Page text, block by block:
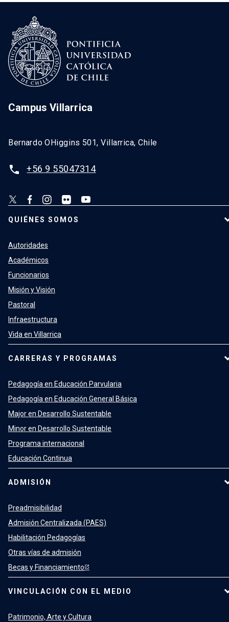
Campus Villarrica
Bernardo OHiggins 501, Villarrica, Chile
phone +56 9 55047314
QUIÉNES SOMOS
Autoridades
Académicos
Funcionarios
Misión y Visión
Pastoral
Infraestructura
Vida en Villarrica
CARRERAS Y PROGRAMAS
Pedagogía en Educación Parvularia
Pedagogía en Educación General Básica
Major en Desarrollo Sustentable
Minor en Desarrollo Sustentable
Programa internacional
Educación Continua
ADMISIÓN
Preadmisibilidad
Admisión Centralizada (PAES)
Habilitación Pedagogías
Otras vías de admisión
Becas y Financiamiento
VINCULACIÓN CON EL MEDIO
Patrimonio, Arte y Cultura